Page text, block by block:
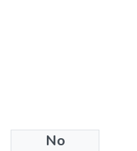
No